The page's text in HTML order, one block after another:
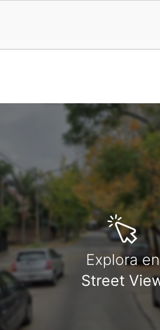
Explora en
Street